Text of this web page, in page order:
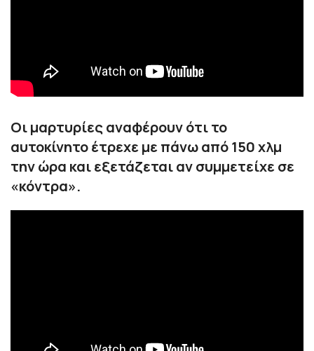
Οι μαρτυρίες αναφέρουν ότι το
αυτοκίνητο έτρεχε με πάνω από 150 χλμ
την ώρα και εξετάζεται αν συμμετείχε σε
«κόντρα».